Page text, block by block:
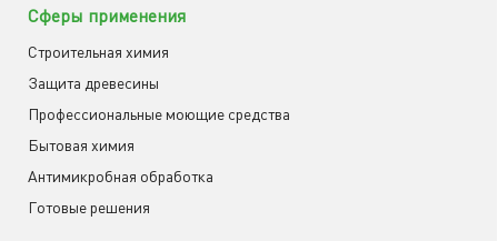
Сферы применения
Строительная химия
Защита древесины
Профессиональные моющие средства
Бытовая химия
Антимикробная обработка
Готовые решения